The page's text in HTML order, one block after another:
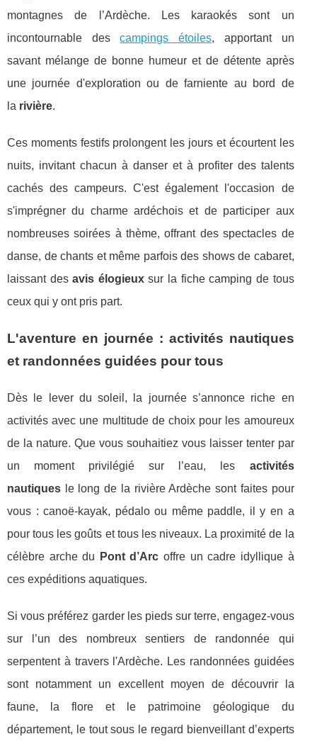
montagnes de l’Ardèche. Les karaokés sont un
incontournable descampings étoiles, apportant un
savant mélange de bonne humeur et de détente après
une journée d'exploration ou de farniente au bord de
la rivière.
Ces moments festifs prolongent les jours et écourtent les
nuits, invitant chacun à danser et à profiter des talents
cachés des campeurs. C'est également l'occasion de
s'imprégner du charme ardéchois et de participer aux
nombreuses soirées à thème, offrant des spectacles de
danse, de chants et même parfois des shows de cabaret,
laissant desavis élogieuxsur la fiche camping de tous
ceux qui y ont pris part.
L'aventure en journée : activités nautiques
et randonnées guidées pour tous
Dès le lever du soleil, la journée s’annonce riche en
activités avec une multitude de choix pour les amoureux
de la nature. Que vous souhaitiez vous laisser tenter par
un moment privilégié sur l’eau, les activités
nautiques le long de la rivière Ardèche sont faites pour
vous : canoë-kayak, pédalo ou même paddle, il y en a
pour tous les goûts et tous les niveaux. La proximité de la
célèbre arche du
Pont d’Arc offre un cadre idyllique à
ces expéditions aquatiques.
Si vous préférez garder les pieds sur terre, engagez-vous
sur l’un des nombreux sentiers de randonnée qui
serpentent à travers l'Ardèche. Les randonnées guidées
sont notamment un excellent moyen de découvrir la
faune, la flore et le patrimoine géologique du
département, le tout sous le regard bienveillant d’experts